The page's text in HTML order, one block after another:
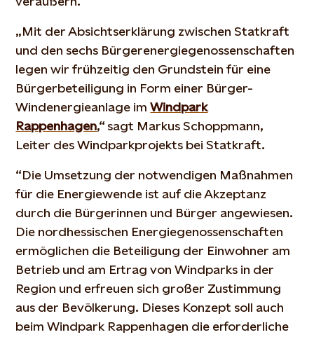
„Mit der Absichtserklärung zwischen Statkraft
und den sechs Bürgerenergiegenossenschaften
legen wir frühzeitig den Grundstein für eine
Bürgerbeteiligung in Form einer Bürger-
Windenergieanlage imWindpark
Rappenhagen,“ sagt Markus Schoppmann,
Leiter des Windparkprojekts bei Statkraft.
“Die Umsetzung der notwendigen Maßnahmen
für die Energiewende ist auf die Akzeptanz
durch die Bürgerinnen und Bürger angewiesen.
Die nordhessischen Energiegenossenschaften
ermöglichen die Beteiligung der Einwohner am
Betrieb und am Ertrag von Windparks in der
Region und erfreuen sich großer Zustimmung
aus der Bevölkerung. Dieses Konzept soll auch
beim Windpark Rappenhagen die erforderliche